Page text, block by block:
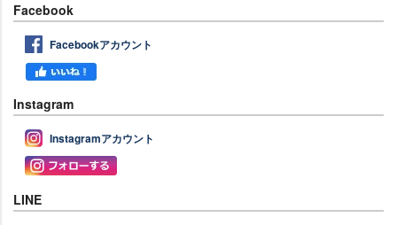
Facebook
Facebookアカウント
Instagram
Instagramアカウント
LINE